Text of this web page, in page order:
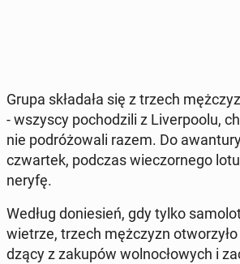
Grupa skła­da­ła się z trzech
- wszyscy po­cho­dzi­li z Li­ver­po­olu,
nie po­dró­żo­wa­li razem. Do
czwar­tek, podczas wie­czor­ne­go
ne­ry­fę.
Według do­nie­sień, gdy tylko
wie­trze, trzech męż­czyzn
dzą­cy z zakupów wol­no­cło­wych i